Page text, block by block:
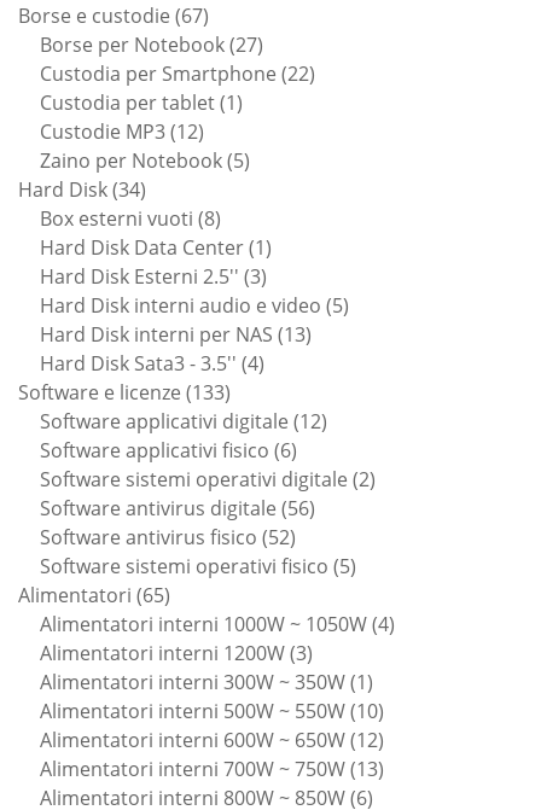
Borse e custodie 6767
prodotti
Borse per Notebook 2727
prodotti
Custodia per Smartphone 2222
Custodia per tablet 11
Custodie MP3 1212
prodotti
Zaino per Notebook 55
Hard Disk 3434
prodotti
Box esterni vuoti 88
prodotti
Hard Disk Data Center 11
prodotto
Hard Disk Esterni 2.5'' 33
prodotti
Hard Disk interni audio e video 55
Hard Disk interni per NAS 1313
Hard Disk Sata3 - 3.5'' 44
Software e licenze 133133
prodotti
Software applicativi digitale 1212
Software applicativi fisico 66
prodotti
Software sistemi operativi digitale 22
Software antivirus digitale 5656
Software antivirus fisico 5252
prodotti
Software sistemi operativi fisico 55
Alimentatori 6565
prodotti
Alimentatori interni 1000W ~ 1050W 44
Alimentatori interni 1200W 33
prodotti
Alimentatori interni 300W ~ 350W 11
prodotto
Alimentatori interni 500W ~ 550W 1010
prodotti
Alimentatori interni 600W ~ 650W 1212
prodotti
Alimentatori interni 700W ~ 750W 1313
Alimentatori interni 800W ~ 850W 66